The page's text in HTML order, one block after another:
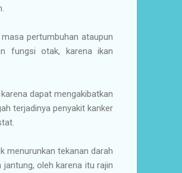
pertumbuhan ataupun
fungsi otak, karena ikan
dapat mengakibatkan
terjadinya penyakit kanker
menurunkan tekanan darah
oleh karena itu rajin